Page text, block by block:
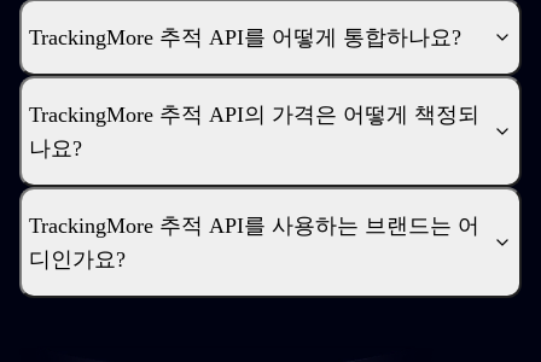
TrackingMore 추적 API를 어떻게 통합하나요?
TrackingMore 추적 API의 가격은 어떻게 책정되
나요?
TrackingMore 추적 API를 사용하는 브랜드는 어
디인가요?